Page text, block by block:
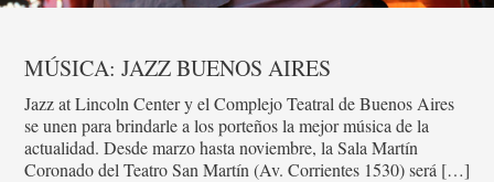
MÚSICA: JAZZ BUENOS AIRES
Jazz at Lincoln Center y el Complejo Teatral de Buenos Aires
se unen para brindarle a los porteños la mejor música de la
actualidad. Desde marzo hasta noviembre, la Sala Martín
Coronado del Teatro San Martín (Av. Corrientes 1530) será […]